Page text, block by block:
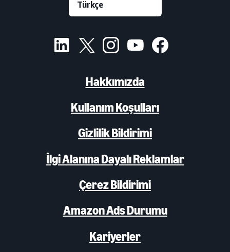
Hakkımızda
Kullanım Koşulları
Gizlilik Bildirimi
İlgi Alanına Dayalı Reklamlar
Çerez Bildirimi
Amazon Ads Durumu
Kariyerler